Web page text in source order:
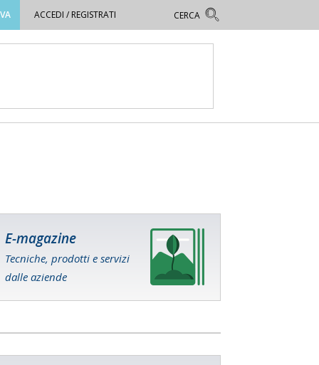
ACCEDI / REGISTRATI
E-magazine
Tecniche, prodotti e servizi
dalle aziende